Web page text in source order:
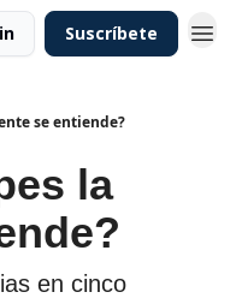
Suscríbete
se entiende?
la
en cinco